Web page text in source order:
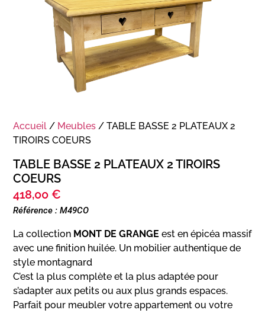
Accueil / Meubles / TABLE BASSE 2 PLATEAUX 2
TIROIRS COEURS
TABLE BASSE 2 PLATEAUX 2 TIROIRS
COEURS
418,00 €
Référence : M49CO
La collection MONT DE GRANGE est en épicéa massif
avec une finition huilée. Un mobilier authentique de
style montagnard
C’est la plus complète et la plus adaptée pour
s’adapter aux petits ou aux plus grands espaces.
Parfait pour meubler votre appartement ou votre